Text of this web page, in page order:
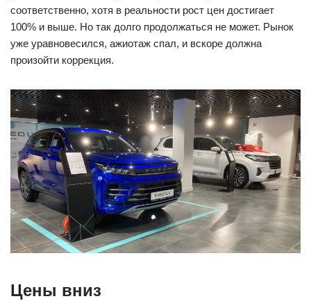
соответственно, хотя в реальности рост цен достигает
100% и выше. Но так долго продолжаться не может. Рынок
уже уравновесился, ажиотаж спал, и вскоре должна
произойти коррекция.
Цены вниз